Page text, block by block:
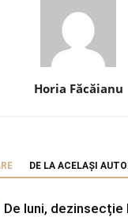
Horia Făcăianu
DE LA ACELAȘI
De luni, dezinsecție